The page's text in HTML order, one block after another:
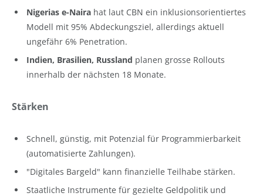
Nigerias e-Naira hat laut CBN ein inklusionsorientiertes
Modell mit 95% Abdeckungsziel, allerdings aktuell
ungefähr 6% Penetration.
Indien, Brasilien, Russland planen grosse Rollouts
innerhalb der nächsten 18 Monate.
Stärken
Schnell, günstig, mit Potenzial für Programmierbarkeit
(automatisierte Zahlungen).
"Digitales Bargeld" kann finanzielle Teilhabe stärken.
Staatliche Instrumente für gezielte Geldpolitik und